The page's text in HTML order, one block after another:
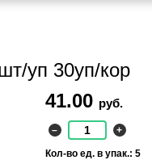
уп 30уп/кор
41.00 руб.
– +
Кол-во ед. в упак.: 5